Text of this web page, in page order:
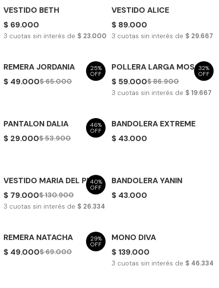
VESTIDO BETH
$ 69.000
3 cuotas sin interés de $ 23.000
VESTIDO ALICE
$ 89.000
3 cuotas sin interés de $ 29.667
25%
OFF
REMERA JORDANIA
$ 49.000$ 65.000
32%
OFF
POLLERA LARGA MOSCU
$ 59.000$ 86.900
3 cuotas sin interés de $ 19.667
46%
OFF
PANTALON DALIA
$ 29.000$ 53.900
BANDOLERA EXTREME
$ 43.000
40%
OFF
VESTIDO MARIA DEL PILAR
$ 79.000$ 130.900
3 cuotas sin interés de $ 26.334
BANDOLERA YANIN
$ 43.000
29%
OFF
REMERA NATACHA
$ 49.000$ 69.000
MONO DIVA
$ 139.000
3 cuotas sin interés de $ 46.334